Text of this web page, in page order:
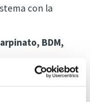
con la
BDM,